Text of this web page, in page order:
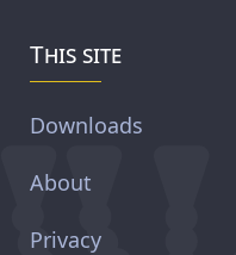
This site
Downloads
About
Privacy